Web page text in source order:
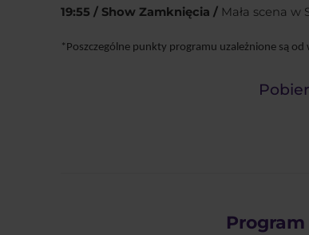
19:55 / Show Zamknięcia / Mała scena w
*Poszczególne punkty programu uzależnione są